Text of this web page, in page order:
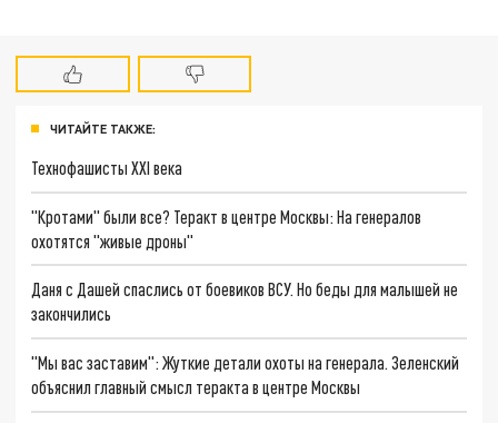
ЧИТАЙТЕ ТАКЖЕ:
Технофашисты XXI века
"Кротами" были все? Теракт в центре Москвы: На генералов
охотятся "живые дроны"
Даня с Дашей спаслись от боевиков ВСУ. Но беды для малышей не
закончились
"Мы вас заставим": Жуткие детали охоты на генерала. Зеленский
объяснил главный смысл теракта в центре Москвы